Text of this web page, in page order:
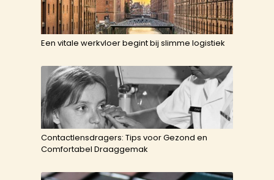
Een vitale werkvloer begint bij slimme logistiek
Contactlensdragers: Tips voor Gezond en
Comfortabel Draaggemak